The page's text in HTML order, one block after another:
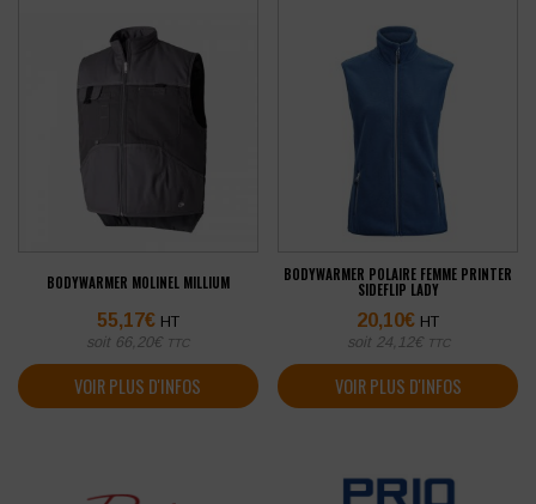
BODYWARMER MOLINEL MILLIUM
55,17€ HT
soit 66,20€ TTC
VOIR PLUS D'INFOS
BODYWARMER POLAIRE FEMME PRINTER
SIDEFLIP LADY
20,10€ HT
soit 24,12€ TTC
VOIR PLUS D'INFOS